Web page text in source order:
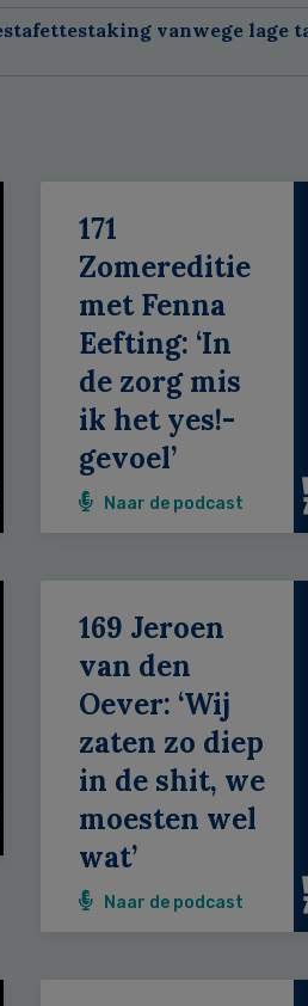
vanwege lage
171
Zomereditie
met Fenna
Eefting: ‘In
de zorg mis
ik het yes!-
gevoel’
Naar de podcast
169 Jeroen
van den
Oever: ‘Wij
zaten zo diep
in de shit, we
moesten wel
wat’
Naar de podcast